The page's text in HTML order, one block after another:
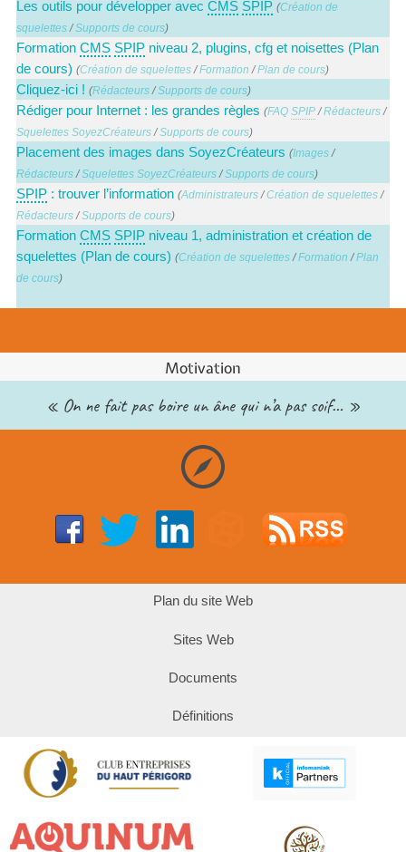
Les outils pour développer avecCMS SPIP (Création de
squelettes/Supports de cours)
FormationCMS SPIP niveau 2, plugins, cfg et noisettes (Plan
de cours) (Création de squelettes/Formation /Plan de cours)
Cliquez-ici ! (Rédacteurs/Supports de cours)
Rédiger pour Internet : les grandes règles (FAQSPIP/Rédacteurs/
Squelettes SoyezCréateurs/Supports de cours)
Placement des images dans SoyezCréateurs (Images/
Rédacteurs/Squelettes SoyezCréateurs/Supports de cours)
SPIP : trouver l’information (Administrateurs/Création de squelettes/
Rédacteurs/Supports de cours)
FormationCMS SPIP niveau 1, administration et création de
squelettes (Plan de cours) (Création de squelettes/Formation /Plan
de cours)
Motivation
« On ne fait pas boire un âne qui n’a pas soif… »
Plan du site Web
Sites Web
Documents
Définitions